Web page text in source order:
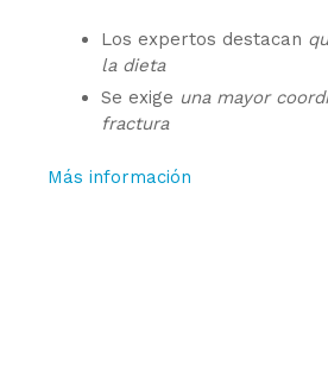
Los expertos destacan
la dieta
Se exige una mayor
fractura
Más información